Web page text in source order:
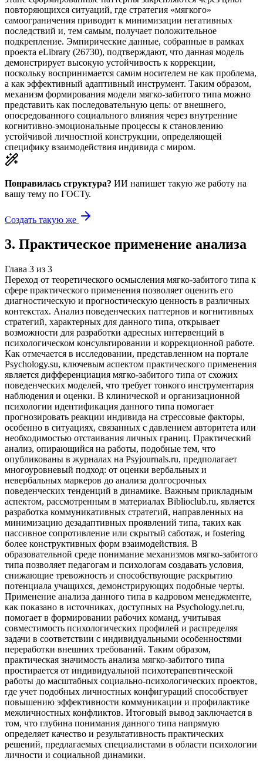
повторяющихся ситуаций, где стратегия «мягкого»
самоограничения приводит к минимизации негативных
последствий и, тем самым, получает положительное
подкрепление. Эмпирические данные, собранные в рамках
проекта eLibrary (26730), подтверждают, что данная модель
демонстрирует высокую устойчивость к коррекции,
поскольку воспринимается самим носителем не как проблема,
а как эффективный адаптивный инструмент. Таким образом,
механизм формирования модели мягко-забитого типа можно
представить как последовательную цепь: от внешнего,
опосредованного социального влияния через внутренние
когнитивно-эмоциональные процессы к становлению
устойчивой личностной конструкции, определяющей
специфику взаимодействия индивида с миром.
Понравилась структура? ИИ напишет такую же работу на
вашу тему по ГОСТу.
Создать такую же
3. Практическое применение анализа
Глава 3 из 3
Переход от теоретического осмысления мягко-забитого типа к
сфере практического применения позволяет оценить его
диагностическую и прогностическую ценность в различных
контекстах. Анализ поведенческих паттернов и когнитивных
стратегий, характерных для данного типа, открывает
возможности для разработки адресных интервенций в
психологическом консультировании и коррекционной работе.
Как отмечается в исследовании, представленном на портале
Psychology.su, ключевым аспектом практического применения
является дифференциация мягко-забитого типа от схожих
поведенческих моделей, что требует тонкого инструментария
наблюдения и оценки. В клинической и организационной
психологии идентификация данного типа помогает
прогнозировать реакции индивида на стрессовые факторы,
особенно в ситуациях, связанных с давлением авторитета или
необходимостью отстаивания личных границ. Практический
анализ, опирающийся на работы, подобные тем, что
опубликованы в журналах на Psyjournals.ru, предполагает
многоуровневый подход: от оценки вербальных и
невербальных маркеров до анализа долгосрочных
поведенческих тенденций в динамике. Важным прикладным
аспектом, рассмотренным в материалах Biblioclub.ru, является
разработка коммуникативных стратегий, направленных на
минимизацию дезадаптивных проявлений типа, таких как
пассивное сопротивление или скрытый саботаж, и fostering
более конструктивных форм взаимодействия. В
образовательной среде понимание механизмов мягко-забитого
типа позволяет педагогам и психологам создавать условия,
снижающие тревожность и способствующие раскрытию
потенциала учащихся, демонстрирующих подобные черты.
Применение анализа данного типа в кадровом менеджменте,
как показано в источниках, доступных на Psychology.net.ru,
помогает в формировании рабочих команд, учитывая
совместимость психологических профилей и распределяя
задачи в соответствии с индивидуальными особенностями
переработки внешних требований. Таким образом,
практическая значимость анализа мягко-забитого типа
простирается от индивидуальной психотерапевтической
работы до масштабных социально-психологических проектов,
где учет подобных личностных конфигураций способствует
повышению эффективности коммуникации и профилактике
межличностных конфликтов. Итоговый вывод заключается в
том, что глубина понимания данного типа напрямую
определяет качество и результативность практических
решений, предлагаемых специалистами в области психологии
личности и социальной динамики.